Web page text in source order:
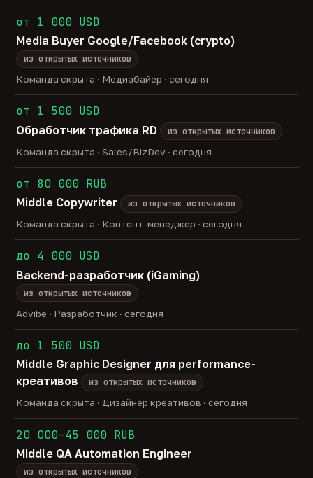
от 1 000 USD
Media Buyer Google/Facebook (crypto)
из открытых источников
Команда скрыта · Медиабайер · сегодня
от 1 500 USD
Обработчик трафика RD
из открытых источников
Команда скрыта · Sales/BizDev · сегодня
от 80 000 RUB
Middle Copywriter
из открытых источников
Команда скрыта · Контент-менеджер · сегодня
до 4 000 USD
Backend-разработчик (iGaming)
из открытых источников
Advibe · Разработчик · сегодня
до 1 500 USD
Middle Graphic Designer для performance-
креативов
из открытых источников
Команда скрыта · Дизайнер креативов · сегодня
20 000–45 000 RUB
Middle QA Automation Engineer
из открытых источников